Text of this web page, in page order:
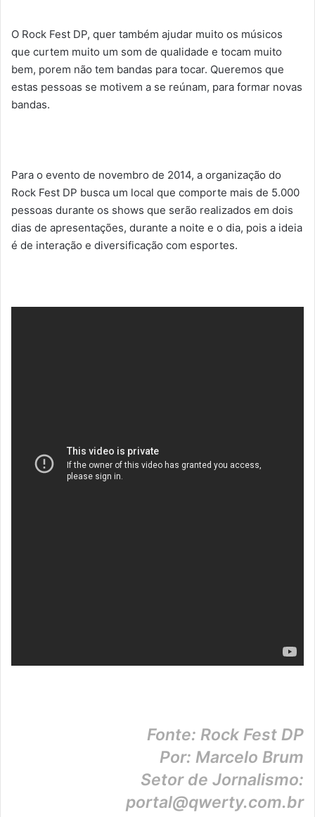
O Rock Fest DP, quer também ajudar muito os músicos
que curtem muito um som de qualidade e tocam muito
bem, porem não tem bandas para tocar. Queremos que
estas pessoas se motivem a se reúnam, para formar novas
bandas.
Para o evento de novembro de 2014, a organização do
Rock Fest DP busca um local que comporte mais de 5.000
pessoas durante os shows que serão realizados em dois
dias de apresentações, durante a noite e o dia, pois a ideia
é de interação e diversificação com esportes.
Fonte: Rock Fest DP
Por: Marcelo Brum
Setor de Jornalismo:
portal@qwerty.com.br